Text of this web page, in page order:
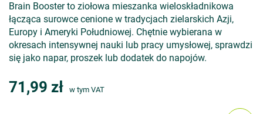
Brain Booster to ziołowa mieszanka wieloskładnikowa
łącząca surowce cenione w tradycjach zielarskich Azji,
Europy i Ameryki Południowej. Chętnie wybierana w
okresach intensywnej nauki lub pracy umysłowej, sprawdzi
się jako napar, proszek lub dodatek do napojów.
71,99 zł w tym VAT